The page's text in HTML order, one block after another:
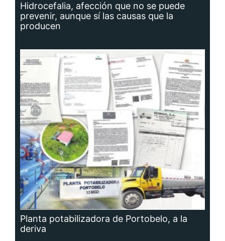
Hidrocefalia, afección que no se puede
prevenir, aunque sí las causas que la
producen
Planta potabilizadora de Portobelo, a la
deriva